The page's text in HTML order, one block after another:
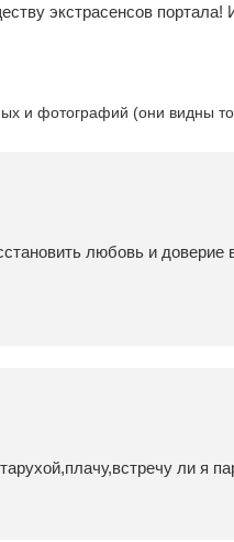
экстрасенсов портала!
и фотографий (они видны
любовь и
ли я